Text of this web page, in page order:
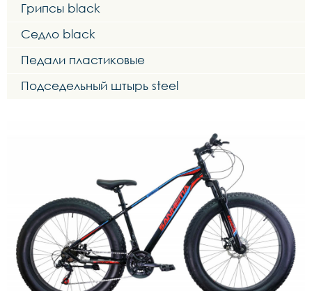
Грипсы black
Седло black
Педали пластиковые
Подседельный штырь steel